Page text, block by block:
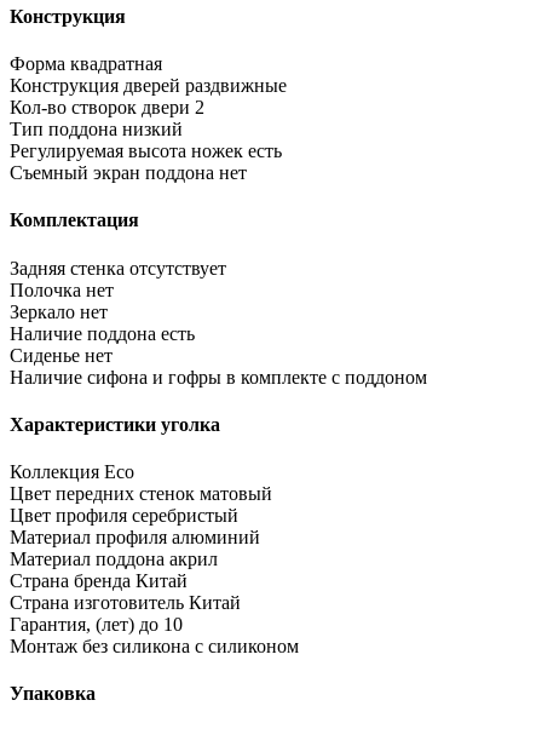
Конструкция
Форма квадратная
Конструкция дверей раздвижные
Кол-во створок двери 2
Тип поддона низкий
Регулируемая высота ножек есть
Съемный экран поддона нет
Комплектация
Задняя стенка отсутствует
Полочка нет
Зеркало нет
Наличие поддона есть
Сиденье нет
Наличие сифона и гофры в комплекте с поддоном
Характеристики уголка
Коллекция Eco
Цвет передних стенок матовый
Цвет профиля серебристый
Материал профиля алюминий
Материал поддона акрил
Страна бренда Китай
Страна изготовитель Китай
Гарантия, (лет) до 10
Монтаж без силикона с силиконом
Упаковка